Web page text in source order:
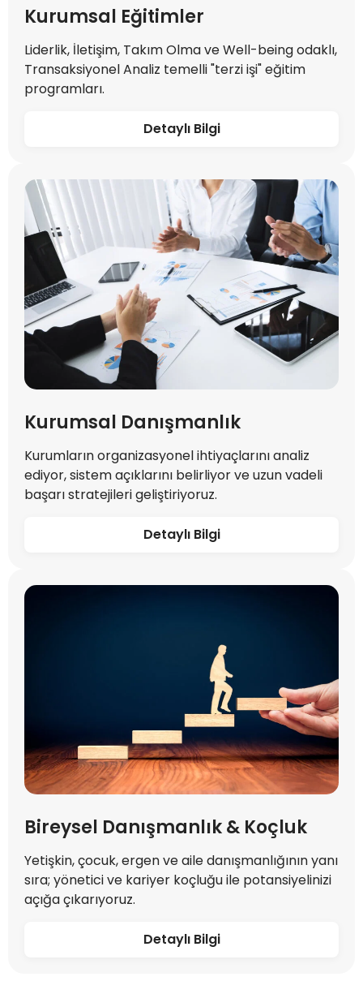
Kurumsal Eğitimler
Liderlik, İletişim, Takım Olma ve Well-being odaklı,
Transaksiyonel Analiz temelli "terzi işi" eğitim
programları.
Kurumsal Danışmanlık
Kurumların organizasyonel ihtiyaçlarını analiz
ediyor, sistem açıklarını belirliyor ve uzun vadeli
başarı stratejileri geliştiriyoruz.
Bireysel Danışmanlık & Koçluk
Yetişkin, çocuk, ergen ve aile danışmanlığının yanı
sıra; yönetici ve kariyer koçluğu ile potansiyelinizi
açığa çıkarıyoruz.